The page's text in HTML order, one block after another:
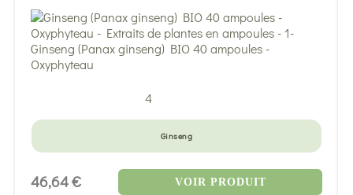
4
Ginseng
46,64 € VOIR PRODUIT